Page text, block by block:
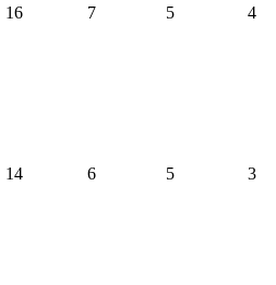
16 7 5 4
14 6 5 3